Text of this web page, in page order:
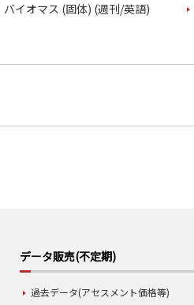
バイオマス (固体) (週刊/英語)
データ販売(不定期)
過去データ(アセスメント価格等)